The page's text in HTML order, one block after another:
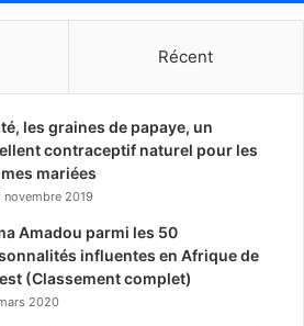
Récent
les graines de papaye, un
contraceptif naturel pour les
mariées
novembre 2019
Amadou parmi les 50
influentes en Afrique de
(Classement complet)
2020